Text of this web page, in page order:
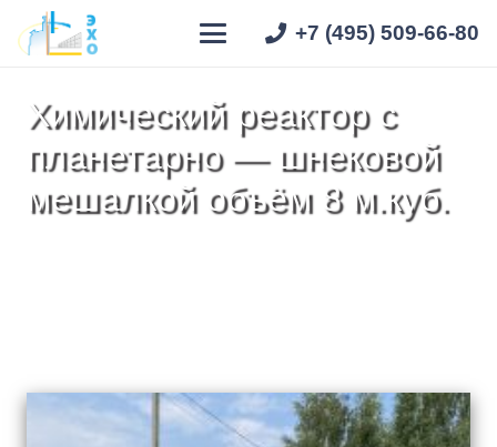
+7 (495) 509-66-80
Химический реактор с
планетарно — шнековой
мешалкой объём 8 м.куб.